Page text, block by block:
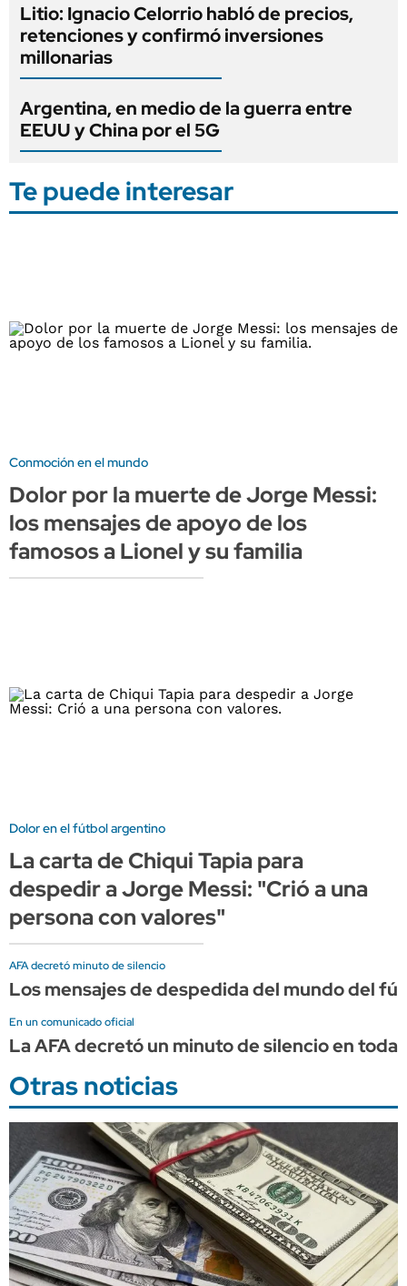
Litio: Ignacio Celorrio habló de precios,
retenciones y confirmó inversiones
millonarias
Argentina, en medio de la guerra entre
EEUU y China por el 5G
Te puede interesar
Conmoción en el mundo
Dolor por la muerte de Jorge Messi:
los mensajes de apoyo de los
famosos a Lionel y su familia
Dolor en el fútbol argentino
La carta de Chiqui Tapia para
despedir a Jorge Messi: "Crió a una
persona con valores"
AFA decretó minuto de silencio
Los mensajes de despedida del mundo del
En un comunicado oficial
La AFA decretó un minuto de silencio en
Otras noticias